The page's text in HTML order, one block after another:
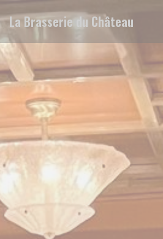
La Brasserie du Château